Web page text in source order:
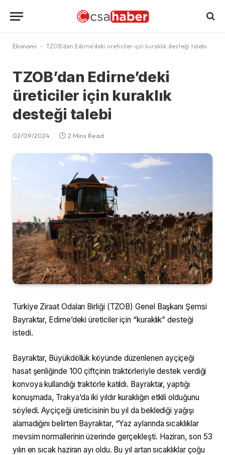
Ekonomi - TZOB’dan Edirne’deki üreticiler için kuraklık desteği talebi
TZOB’dan Edirne’deki
üreticiler için kuraklık
desteği talebi
02/09/2024 2 Mins Read
Türkiye Ziraat Odaları Birliği (TZOB) Genel Başkanı Şemsi
Bayraktar, Edirne’deki üreticiler için “kuraklık” desteği
istedi.
Bayraktar, Büyükdöllük köyünde düzenlenen ayçiçeği
hasat şenliğinde 100 çiftçinin traktörleriyle destek verdiği
konvoya kullandığı traktörle katıldı. Bayraktar, yaptığı
konuşmada, Trakya’da iki yıldır kuraklığın etkili olduğunu
söyledi. Ayçiçeği üreticisinin bu yıl da beklediği yağışı
alamadığını belirten Bayraktar, “Yaz aylarında sıcaklıklar
mevsim normallerinin üzerinde gerçekleşti. Haziran, son 53
yılın en sıcak haziran ayı oldu. Bu yıl artan sıcaklıklar çoğu